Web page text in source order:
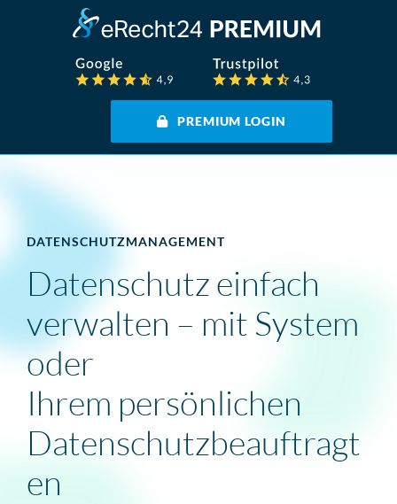
PREMIUM LOGIN
DATENSCHUTZMANAGEMENT
Datenschutz einfach
verwalten – mit System
oder
Ihrem persönlichen
Datenschutzbeauftragt
en